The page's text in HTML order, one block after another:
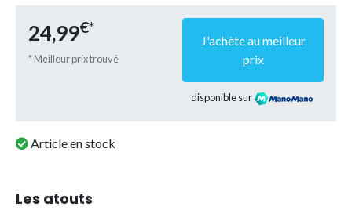
24,99€*
* Meilleur prix trouvé
J'achète au meilleur
prix
disponible sur
Article en stock
Les atouts